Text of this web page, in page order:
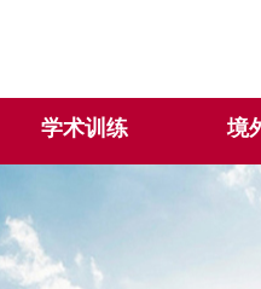
学术训练 境